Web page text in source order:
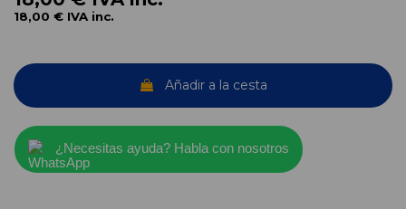
18,00 € IVA inc.
Añadir a la cesta
¿Necesitas ayuda? Habla con nosotros